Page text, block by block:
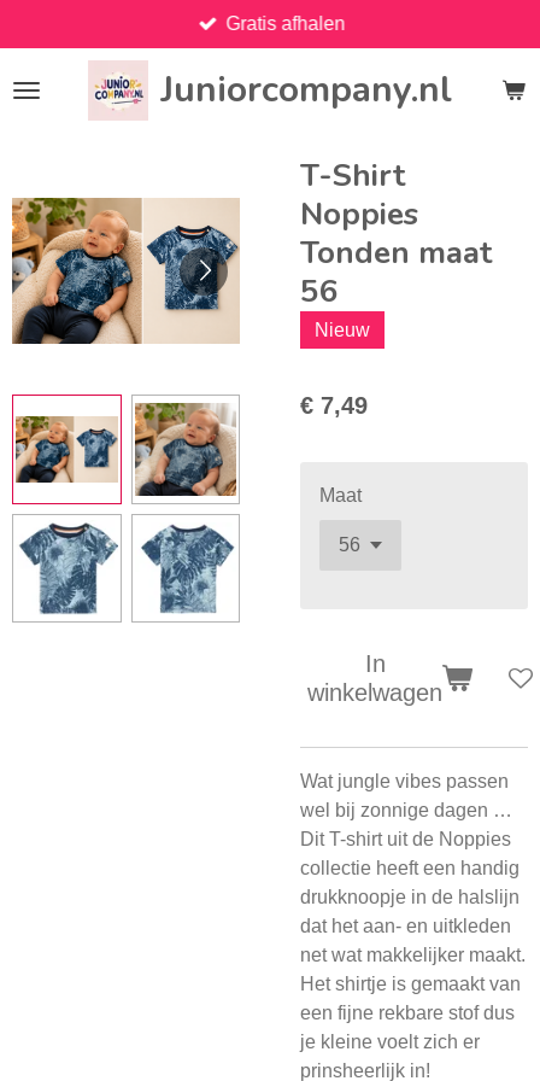
direct
naar
Juniorcompany.nl
Gratis afhalen
T-Shirt
Noppies
Tonden maat
56
Nieuw
€ 7,49
Maat
In
winkelwagen
Wat jungle vibes passen
wel bij zonnige dagen …
Dit T-shirt uit de Noppies
collectie heeft een handig
drukknoopje in de halslijn
dat het aan- en uitkleden
net wat makkelijker maakt.
Het shirtje is gemaakt van
een fijne rekbare stof dus
je kleine voelt zich er
prinsheerlijk in!